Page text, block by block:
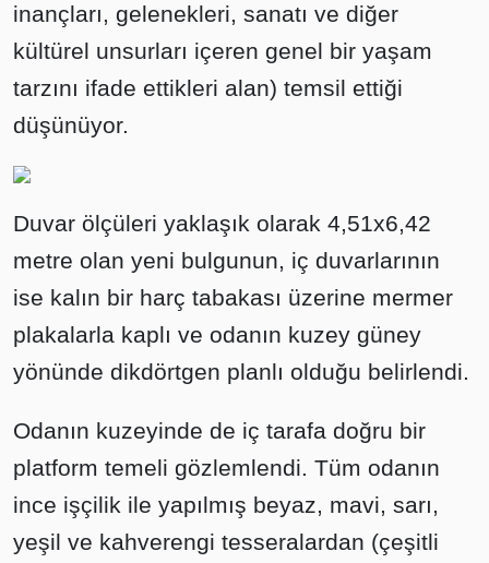
inançları, gelenekleri, sanatı ve diğer
kültürel unsurları içeren genel bir yaşam
tarzını ifade ettikleri alan) temsil ettiği
düşünüyor.
Duvar ölçüleri yaklaşık olarak 4,51x6,42
metre olan yeni bulgunun, iç duvarlarının
ise kalın bir harç tabakası üzerine mermer
plakalarla kaplı ve odanın kuzey güney
yönünde dikdörtgen planlı olduğu belirlendi.
Odanın kuzeyinde de iç tarafa doğru bir
platform temeli gözlemlendi. Tüm odanın
ince işçilik ile yapılmış beyaz, mavi, sarı,
yeşil ve kahverengi tesseralardan (çeşitli